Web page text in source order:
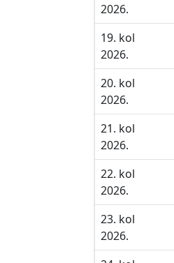
2026.
19. kol
2026.
20. kol
2026.
21. kol
2026.
22. kol
2026.
23. kol
2026.